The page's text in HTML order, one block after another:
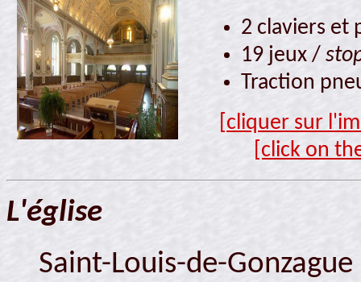
2 claviers et
19 jeux /
Traction
[cliquer sur
[click on
L'église
Saint-Louis-de-